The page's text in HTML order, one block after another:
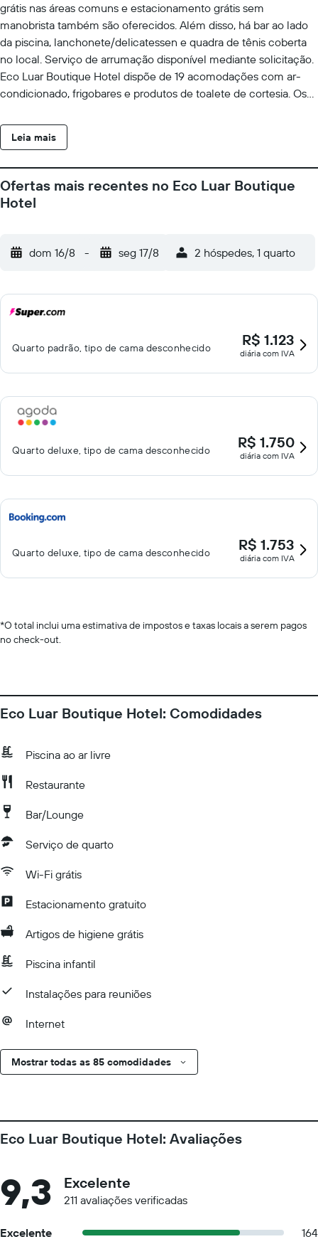
grátis nas áreas comuns e estacionamento grátis sem
manobrista também são oferecidos. Além disso, há bar ao lado
da piscina, lanchonete/delicatessen e quadra de tênis coberta
no local. Serviço de arrumação disponível mediante solicitação.
Eco Luar Boutique Hotel dispõe de 19 acomodações com ar-
condicionado, frigobares e produtos de toalete de cortesia. Os
para refeições separadas e incluem escrivaninhas e cadeiras
para escritório. Este hotel em Igarassu dispõe de Wi-Fi grátis,
ou de 10 dispositivos).Ferros/tábuas de passar roupa, troca de
toalhas e troca de roupas de cama podem ser requisitados. O
incluem quadra de tênis coberta. As atividades recreativas
Leia mais
Ofertas mais recentes no Eco Luar Boutique
Hotel
dom 16/8 - seg 17/8 2 hóspedes, 1 quarto
Quarto padrão, tipo de cama desconhecido R$ 1.123
diária com IVA
Quarto deluxe, tipo de cama desconhecido R$ 1.750
diária com IVA
Quarto deluxe, tipo de cama desconhecido R$ 1.753
diária com IVA
*O total inclui uma estimativa de impostos e taxas locais a serem pagos
no check-out.
Eco Luar Boutique Hotel: Comodidades
Piscina ao ar livre
Restaurante
Bar/Lounge
Serviço de quarto
Wi-Fi grátis
Estacionamento gratuito
Artigos de higiene grátis
Piscina infantil
Instalações para reuniões
Internet
Mostrar todas as 85 comodidades
Eco Luar Boutique Hotel: Avaliações
9,3 Excelente
211 avaliações verificadas
Excelente 164